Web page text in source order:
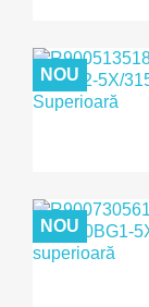
NOU
NOU